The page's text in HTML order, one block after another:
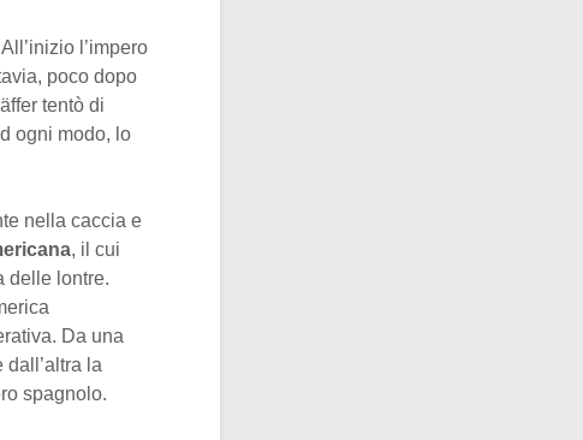
All’inizio l’impero
poco dopo
tentò di
ogni modo, lo
nella caccia e
, il cui
delle lontre.
Da una
la
spagnolo.